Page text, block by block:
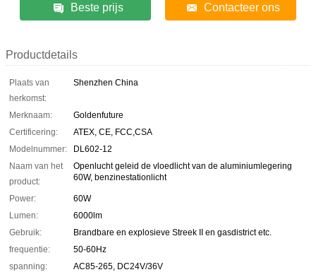
Beste prijs Contacteer ons
Productdetails
Plaats van
herkomst:
Shenzhen China
Merknaam:
Goldenfuture
Certificering:
ATEX, CE, FCC,CSA
Modelnummer:
DL602-12
Naam van het
product:
Openlucht geleid de vloedlicht van de aluminiumlegering
60W, benzinestationlicht
Power:
60W
Lumen:
6000lm
Gebruik:
Brandbare en explosieve Streek II en gasdistrict etc.
frequentie:
50-60Hz
spanning:
AC85-265, DC24V/36V